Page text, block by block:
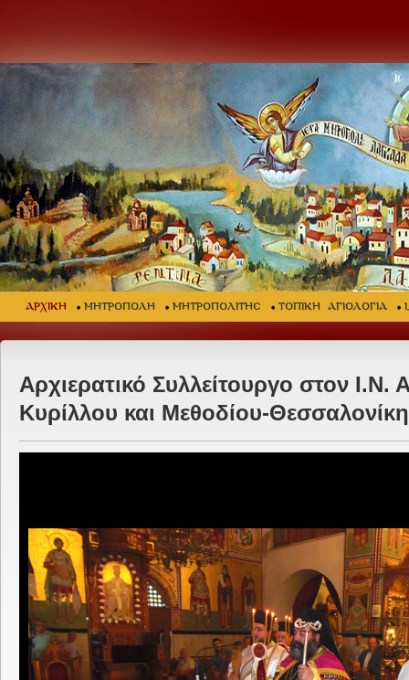
ΑΡΧΙΚΗ ΜΗΤΡΟΠΟΛΗ ΜΗΤΡΟΠΟΛΙΤΗΣ ΤΟΠΙΚΗ ΑΓΙΟΛΟΓΙΑ
Αρχιερατικό Συλλείτουργο στον Ι.Ν.
Κυρίλλου και Μεθοδίου-